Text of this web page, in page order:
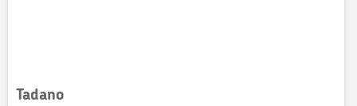
Tadano